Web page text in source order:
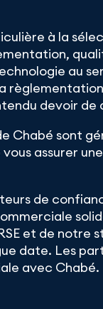
à la
au
devoir de
Chabé sont
assurer
de
et de notre
date. Les
avec Chabé.